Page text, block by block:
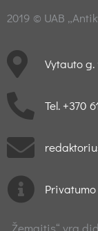
2019 © UAB
Vytauto g.
Tel. +370